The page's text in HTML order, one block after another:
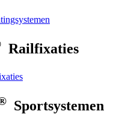
Railfixaties
Sportsystemen